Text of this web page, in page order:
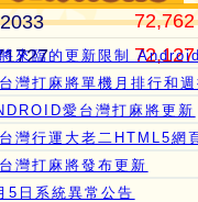
來臨的更新限制
愛台灣打麻將更新
灣行運大老二HTML5網
灣打麻將發布更新
5日系統異常公告